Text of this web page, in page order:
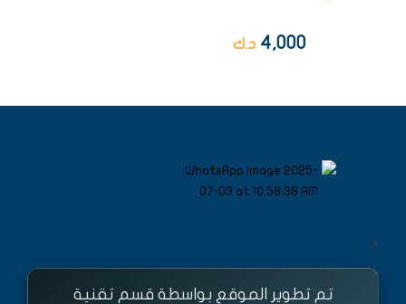
4,000 د.ك
<
تم تطوير الموقع بواسطة قسم تقنية